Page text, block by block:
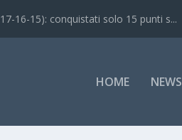
16-15): conquistati solo 15 punti s...
HOME NEWS